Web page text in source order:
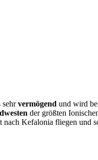
sehrvermögend und wird
der größten
nach Kefalonia fliegen und